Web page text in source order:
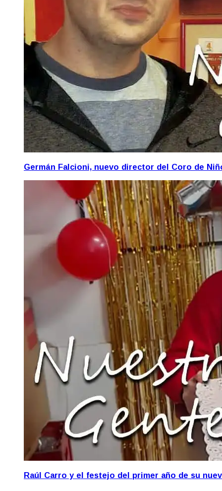
Germán Falcioni, nuevo director del Coro de
Raúl Carro y el festejo del primer año de su